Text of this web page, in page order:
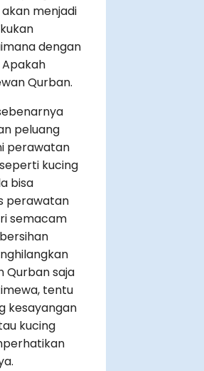
menjadi
dengan
Qurban.
peluang
perawatan
kucing
bisa
perawatan
semacam
Qurban saja
tentu
kesayangan
kucing